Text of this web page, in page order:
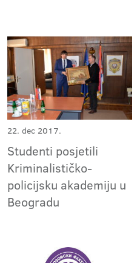
22. dec 2017.
Studenti posjetili
Kriminalističko-
policijsku akademiju u
Beogradu